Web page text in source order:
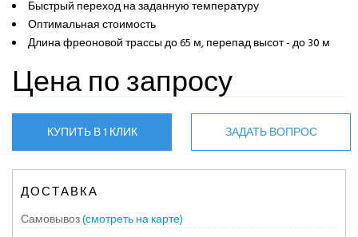
Быстрый переход на заданную температуру
Оптимальная стоимость
Длина фреоновой трассы до 65 м, перепад высот - до 30 м
Цена по запросу
КУПИТЬ В 1 КЛИК ЗАДАТЬ ВОПРОС
ДОСТАВКА
Самовывоз(смотреть на карте)